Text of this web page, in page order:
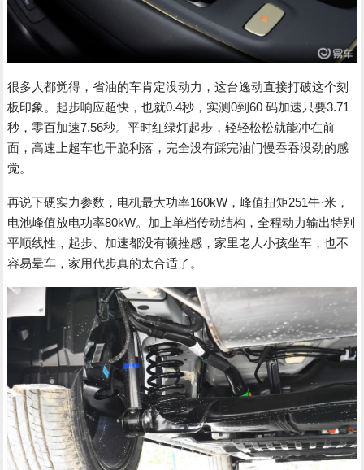
很多人都觉得，省油的车肯定没动力，这台逸动直接打破这个刻
板印象。起步响应超快，也就0.4秒，实测0到60 码加速只要3.71
秒，零百加速7.56秒。平时红绿灯起步，轻轻松松就能冲在前
面，高速上超车也干脆利落，完全没有踩完油门慢吞吞没劲的感
觉。
再说下硬实力参数，电机最大功率160kW，峰值扭矩251牛·米，
电池峰值放电功率80kW。加上单档传动结构，全程动力输出特别
平顺线性，起步、加速都没有顿挫感，家里老人小孩坐车，也不
容易晕车，家用代步真的太合适了。